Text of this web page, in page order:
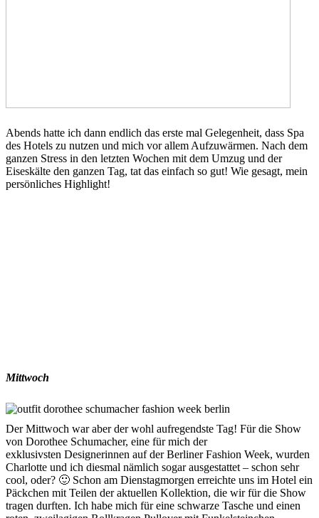
Abends hatte ich dann endlich das erste mal Gelegenheit, dass Spa
des Hotels zu nutzen und mich vor allem Aufzuwärmen. Nach dem
ganzen Stress in den letzten Wochen mit dem Umzug und der
Eiseskälte den ganzen Tag, tat das einfach so gut! Wie gesagt, mein
persönliches Highlight!
Mittwoch
Der Mittwoch war aber der wohl aufregendste Tag! Für die Show
von Dorothee Schumacher, eine für mich der
exklusivsten Designerinnen auf der Berliner Fashion Week, wurden
Charlotte und ich diesmal nämlich sogar ausgestattet – schon sehr
cool, oder? 🙂 Schon am Dienstagmorgen erreichte uns im Hotel ein
Päckchen mit Teilen der aktuellen Kollektion, die wir für die Show
tragen durften. Ich habe mich für eine schwarze Tasche und einen